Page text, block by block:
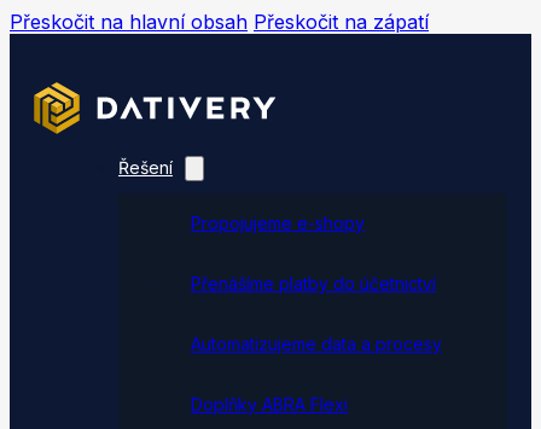
Přeskočit na hlavní obsah Přeskočit na zápatí
Řešení
Propojujeme e-shopy
Přenášíme platby do účetnictví
Automatizujeme data a procesy
Doplňky ABRA Flexi